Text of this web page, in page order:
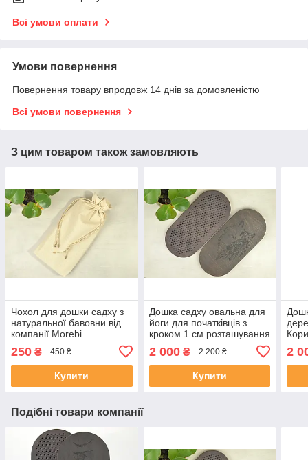
Всі умови оплати
Умови повернення
Повернення товару впродовж 14 днів за домовленістю
Всі умови повернення
З цим товаром також замовляють
Чохол для дошки садху з
натуральної бавовни від
компанії Morebi
250 ₴ 450 ₴
Купити
Дошка садху овальна для
йоги для початківців з
кроком 1 см розташування
2 000₴ 2 200 ₴
Купити
2
Подібні товари компанії